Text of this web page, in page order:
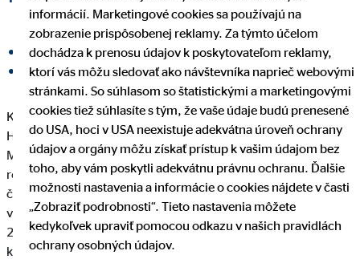
Zdieľať na Facebooku
Zdieľať na LinkedInu
Kolín, 10. februára 2017 – Dozorná rada spoločnosti OVB
Holding AG predĺžila zmluvu s predsedom predstavenstva
Máriom Freisom, ktorá je platná do 31.12.2017, o ďalších 5
rokov do 31.12.2022. Tento 41–ročný muž je od roku 2010
členom predstavenstva holdingu a od februára 2016 je v jeho
vedení. Rov-nako bola predĺžená zmluva až do 31. decembra
2020 aj s členom predstaven-stva Thomasom Hückerom (51),
ktorý je zodpovedný za celokoncernové IT, ma-nažment
informácií. Marketingové cookies sa používajú na
zobrazenie prispôsobenej reklamy. Za týmto účelom
dochádza k prenosu údajov k poskytovateľom reklamy,
ktorí vás môžu sledovať ako návštevníka naprieč webovými
stránkami. So súhlasom so štatistickými a marketingovými
cookies tiež súhlasíte s tým, že vaše údaje budú prenesené
do USA, hoci v USA neexistuje adekvátna úroveň ochrany
údajov a orgány môžu získať prístup k vašim údajom bez
toho, aby vám poskytli adekvátnu právnu ochranu. Ďalšie
možnosti nastavenia a informácie o cookies nájdete v časti
„Zobraziť podrobnosti“. Tieto nastavenia môžete
kedykoľvek upraviť pomocou odkazu v našich pravidlách
ochrany osobných údajov.